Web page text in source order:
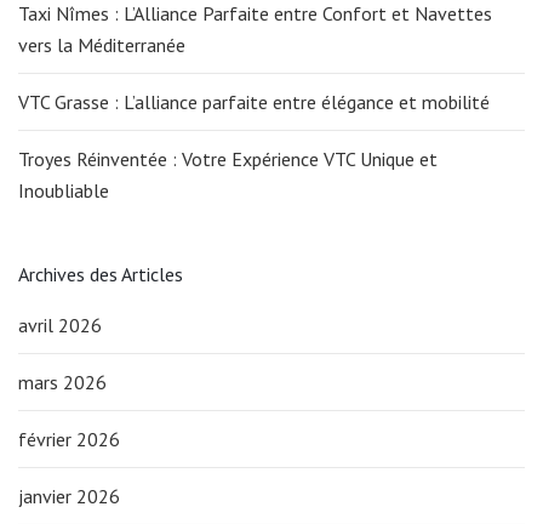
Taxi Nîmes : L’Alliance Parfaite entre Confort et Navettes
vers la Méditerranée
VTC Grasse : L’alliance parfaite entre élégance et mobilité
Troyes Réinventée : Votre Expérience VTC Unique et
Inoubliable
Archives des Articles
avril 2026
mars 2026
février 2026
janvier 2026